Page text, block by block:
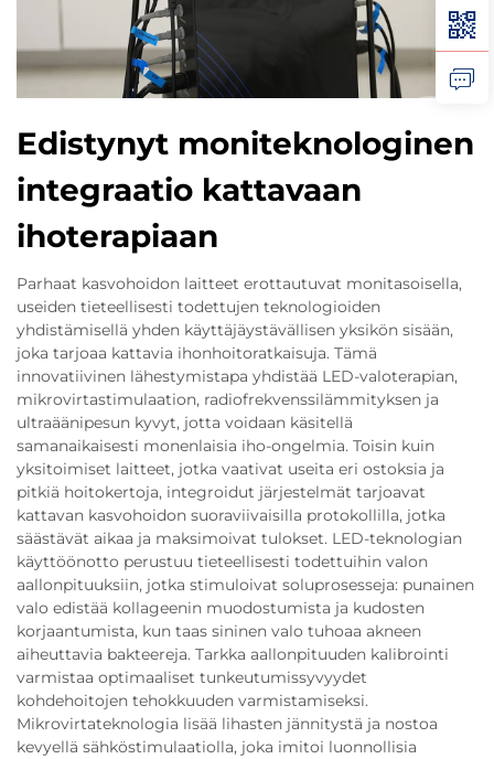
Edistynyt moniteknologinen
integraatio kattavaan
ihoterapiaan
Parhaat kasvohoidon laitteet erottautuvat monitasoisella,
useiden tieteellisesti todettujen teknologioiden
yhdistämisellä yhden käyttäjäystävällisen yksikön sisään,
joka tarjoaa kattavia ihonhoitoratkaisuja. Tämä
innovatiivinen lähestymistapa yhdistää LED-valoterapian,
mikrovirtastimulaation, radiofrekvenssilämmityksen ja
ultraäänipesun kyvyt, jotta voidaan käsitellä
samanaikaisesti monenlaisia iho-ongelmia. Toisin kuin
yksitoimiset laitteet, jotka vaativat useita eri ostoksia ja
pitkiä hoitokertoja, integroidut järjestelmät tarjoavat
kattavan kasvohoidon suoraviivaisilla protokollilla, jotka
säästävät aikaa ja maksimoivat tulokset. LED-teknologian
käyttöönotto perustuu tieteellisesti todettuihin valon
aallonpituuksiin, jotka stimuloivat soluprosesseja: punainen
valo edistää kollageenin muodostumista ja kudosten
korjaantumista, kun taas sininen valo tuhoaa akneen
aiheuttavia bakteereja. Tarkka aallonpituuden kalibrointi
varmistaa optimaaliset tunkeutumissyvyydet
kohdehoitojen tehokkuuden varmistamiseksi.
Mikrovirtateknologia lisää lihasten jännitystä ja nostoa
kevyellä sähköstimulaatiolla, joka imitoi luonnollisia